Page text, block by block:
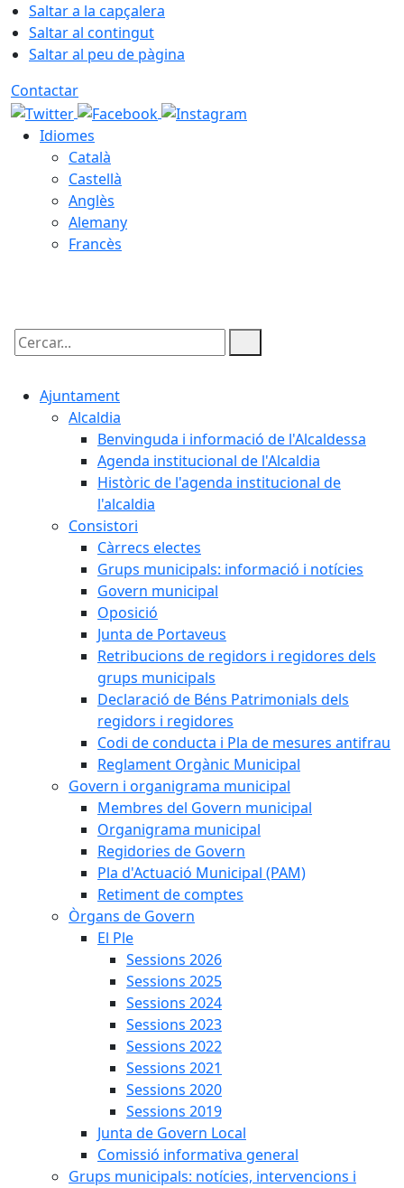
Saltar a la capçalera
Saltar al contingut
Saltar al peu de pàgina
Contactar
Idiomes
Català
Castellà
Anglès
Alemany
Francès
Cercar:
Ajuntament
Alcaldia
Benvinguda i informació de l'Alcaldessa
Agenda institucional de l'Alcaldia
Històric de l'agenda institucional de
l'alcaldia
Consistori
Càrrecs electes
Grups municipals: informació i notícies
Govern municipal
Oposició
Junta de Portaveus
Retribucions de regidors i regidores dels
grups municipals
Declaració de Béns Patrimonials dels
regidors i regidores
Codi de conducta i Pla de mesures antifrau
Reglament Orgànic Municipal
Govern i organigrama municipal
Membres del Govern municipal
Organigrama municipal
Regidories de Govern
Pla d'Actuació Municipal (PAM)
Retiment de comptes
Òrgans de Govern
El Ple
Sessions 2026
Sessions 2025
Sessions 2024
Sessions 2023
Sessions 2022
Sessions 2021
Sessions 2020
Sessions 2019
Junta de Govern Local
Comissió informativa general
Grups municipals: notícies, intervencions i